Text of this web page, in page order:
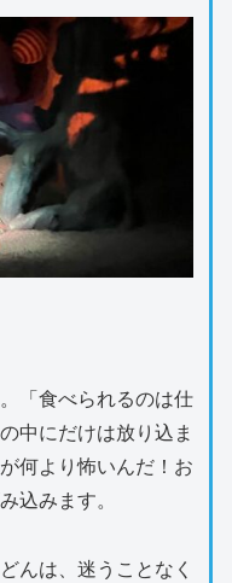
「食べられるのは仕
中にだけは放り込ま
何より怖いんだ！お
込みます。
んは、迷うことなく